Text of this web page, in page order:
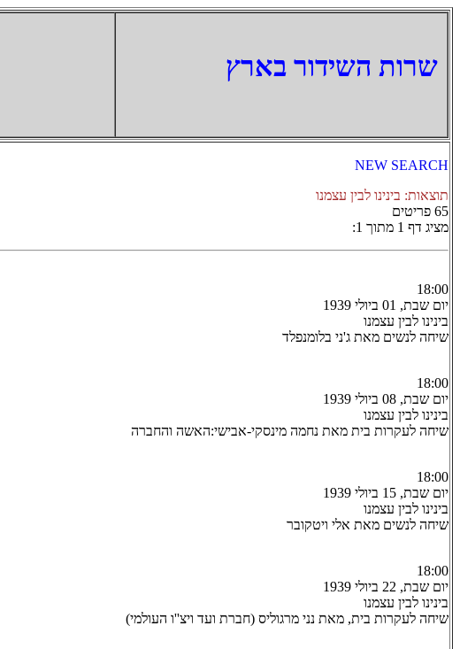
‏שרות השידור בארץ
NEW SEARCH
תוצאות: בינינו לבין עצמנו
65 פריטים
מציג דף 1 מתוך 1:
18:00
יום שבת, 01 ביולי 1939
בינינו לבין עצמנו
שיחה לנשים מאת ג'ני בלומנפלד
18:00
יום שבת, 08 ביולי 1939
בינינו לבין עצמנו
שיחה לעקרות בית מאת נחמה מינסקי-אבישי:האשה והחברה
18:00
יום שבת, 15 ביולי 1939
בינינו לבין עצמנו
שיחה לנשים מאת אלי ויטקובר
18:00
יום שבת, 22 ביולי 1939
בינינו לבין עצמנו
שיחה לעקרות בית, מאת נני מרגוליס (חברת ועד ויצ''ו העולמי)